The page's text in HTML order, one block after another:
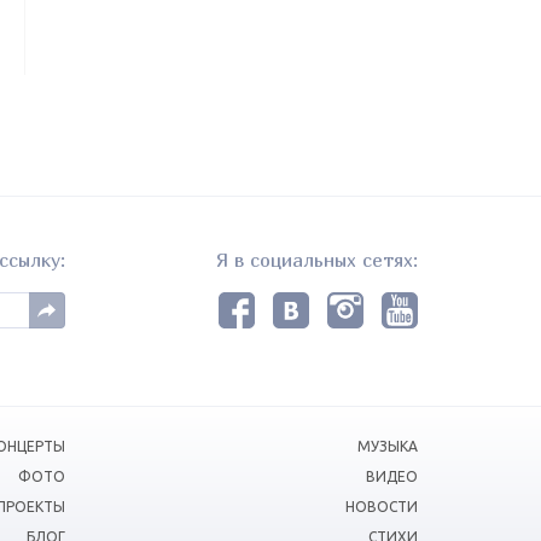
Я в социальных сетях:
ФОТО
БЛОГ
МУЗЫКА
ВИДЕО
НОВОСТИ
СТИХИ